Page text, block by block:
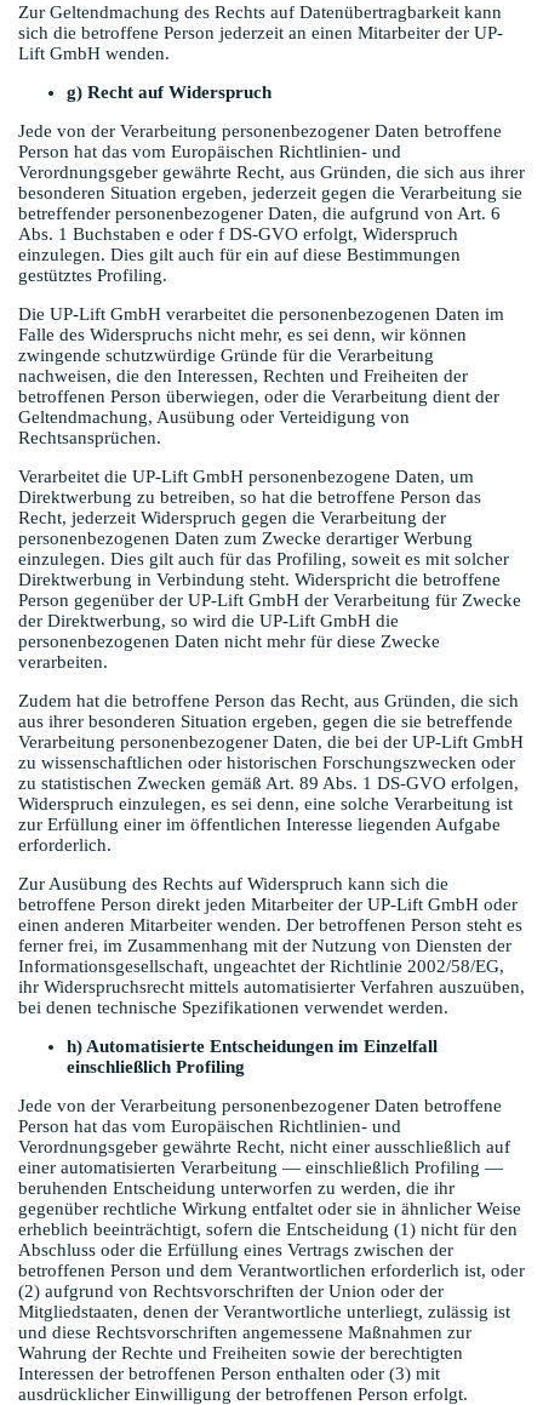
Zur Geltendmachung des Rechts auf Datenübertragbarkeit kann
sich die betroffene Person jederzeit an einen Mitarbeiter der UP-
Lift GmbH wenden.
g) Recht auf Widerspruch
Jede von der Verarbeitung personenbezogener Daten betroffene
Person hat das vom Europäischen Richtlinien- und
Verordnungsgeber gewährte Recht, aus Gründen, die sich aus ihrer
besonderen Situation ergeben, jederzeit gegen die Verarbeitung sie
betreffender personenbezogener Daten, die aufgrund von Art. 6
Abs. 1 Buchstaben e oder f DS-GVO erfolgt, Widerspruch
einzulegen. Dies gilt auch für ein auf diese Bestimmungen
gestütztes Profiling.
Die UP-Lift GmbH verarbeitet die personenbezogenen Daten im
Falle des Widerspruchs nicht mehr, es sei denn, wir können
zwingende schutzwürdige Gründe für die Verarbeitung
nachweisen, die den Interessen, Rechten und Freiheiten der
betroffenen Person überwiegen, oder die Verarbeitung dient der
Geltendmachung, Ausübung oder Verteidigung von
Rechtsansprüchen.
Verarbeitet die UP-Lift GmbH personenbezogene Daten, um
Direktwerbung zu betreiben, so hat die betroffene Person das
Recht, jederzeit Widerspruch gegen die Verarbeitung der
personenbezogenen Daten zum Zwecke derartiger Werbung
einzulegen. Dies gilt auch für das Profiling, soweit es mit solcher
Direktwerbung in Verbindung steht. Widerspricht die betroffene
Person gegenüber der UP-Lift GmbH der Verarbeitung für Zwecke
der Direktwerbung, so wird die UP-Lift GmbH die
personenbezogenen Daten nicht mehr für diese Zwecke
verarbeiten.
Zudem hat die betroffene Person das Recht, aus Gründen, die sich
aus ihrer besonderen Situation ergeben, gegen die sie betreffende
Verarbeitung personenbezogener Daten, die bei der UP-Lift GmbH
zu wissenschaftlichen oder historischen Forschungszwecken oder
zu statistischen Zwecken gemäß Art. 89 Abs. 1 DS-GVO erfolgen,
Widerspruch einzulegen, es sei denn, eine solche Verarbeitung ist
zur Erfüllung einer im öffentlichen Interesse liegenden Aufgabe
erforderlich.
Zur Ausübung des Rechts auf Widerspruch kann sich die
betroffene Person direkt jeden Mitarbeiter der UP-Lift GmbH oder
einen anderen Mitarbeiter wenden. Der betroffenen Person steht es
ferner frei, im Zusammenhang mit der Nutzung von Diensten der
Informationsgesellschaft, ungeachtet der Richtlinie 2002/58/EG,
ihr Widerspruchsrecht mittels automatisierter Verfahren auszuüben,
bei denen technische Spezifikationen verwendet werden.
h) Automatisierte Entscheidungen im Einzelfall
einschließlich Profiling
Jede von der Verarbeitung personenbezogener Daten betroffene
Person hat das vom Europäischen Richtlinien- und
Verordnungsgeber gewährte Recht, nicht einer ausschließlich auf
einer automatisierten Verarbeitung — einschließlich Profiling —
beruhenden Entscheidung unterworfen zu werden, die ihr
gegenüber rechtliche Wirkung entfaltet oder sie in ähnlicher Weise
erheblich beeinträchtigt, sofern die Entscheidung (1) nicht für den
Abschluss oder die Erfüllung eines Vertrags zwischen der
betroffenen Person und dem Verantwortlichen erforderlich ist, oder
(2) aufgrund von Rechtsvorschriften der Union oder der
Mitgliedstaaten, denen der Verantwortliche unterliegt, zulässig ist
und diese Rechtsvorschriften angemessene Maßnahmen zur
Wahrung der Rechte und Freiheiten sowie der berechtigten
Interessen der betroffenen Person enthalten oder (3) mit
ausdrücklicher Einwilligung der betroffenen Person erfolgt.